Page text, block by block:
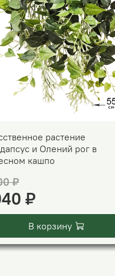
растение
и Олений рог в
кашпо
₽
₽
В корзину